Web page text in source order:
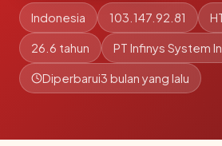
Indonesia 103.147.92.81
26.6 tahun PT Infinys System
Diperbarui3 bulan yang lalu